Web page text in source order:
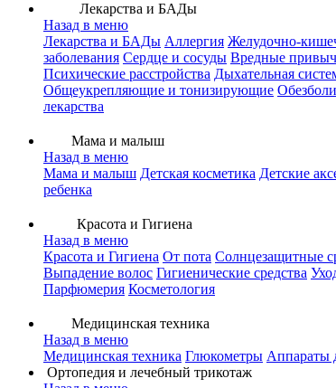
Лекарства и БАДы
Назад в меню
Лекарства и БАДы Аллергия Желудочно-
заболевания Сердце и сосуды Вредные
Психические расстройства Дыхательная
Общеукрепляющие и тонизирующие
лекарства
Мама и малыш
Назад в меню
Мама и малыш Детская косметика Детские
ребенка
Красота и Гигиена
Назад в меню
Красота и Гигиена От пота Солнцезащитные
Выпадение волос Гигиенические средства
Парфюмерия Косметология
Медицинская техника
Назад в меню
Медицинская техника Глюкометры Аппараты
Ортопедия и лечебный трикотаж